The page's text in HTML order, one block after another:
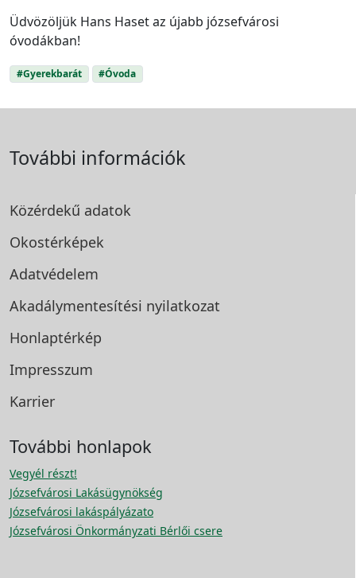
Üdvözöljük Hans Haset az újabb józsefvárosi
óvodákban!
#Gyerekbarát #Óvoda
További információk
Közérdekű adatok
Okostérképek
Adatvédelem
Akadálymentesítési nyilatkozat
Honlaptérkép
Impresszum
Karrier
További honlapok
Vegyél részt!
Józsefvárosi Lakásügynökség
Józsefvárosi lakáspályázato
Józsefvárosi Önkormányzati Bérlői csere